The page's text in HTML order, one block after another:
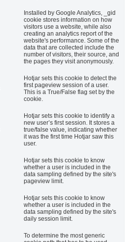
Installed by Google Analytics, _gid
cookie stores information on how
visitors use a website, while also
creating an analytics report of the
website's performance. Some of the
data that are collected include the
number of visitors, their source, and
the pages they visit anonymously.
Hotjar sets this cookie to detect the
first pageview session of a user.
This is a True/False flag set by the
cookie.
Hotjar sets this cookie to identify a
new user’s first session. It stores a
true/false value, indicating whether
it was the first time Hotjar saw this
user.
Hotjar sets this cookie to know
whether a user is included in the
data sampling defined by the site's
pageview limit.
Hotjar sets this cookie to know
whether a user is included in the
data sampling defined by the site's
daily session limit.
To determine the most generic